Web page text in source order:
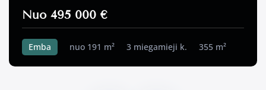
Nuo 495 000 €
Emba nuo 191 m² 3 miegamieji k. 355 m²